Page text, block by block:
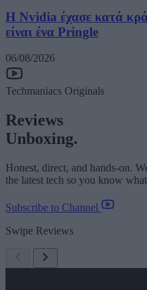
Η Nvidia έχασε κατά
είναι ένα Pringle
06/08/2026
Techmaniacs Originals
Reviews
Unboxing.
Honest, direct, and hands-on.
the latest tech so you know
Subscribe to Channel
Swipe Reviews